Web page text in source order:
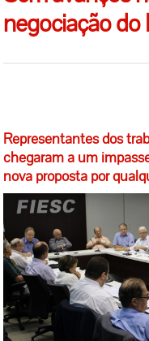
negociação do
Representantes dos
chegaram a um
nova proposta por